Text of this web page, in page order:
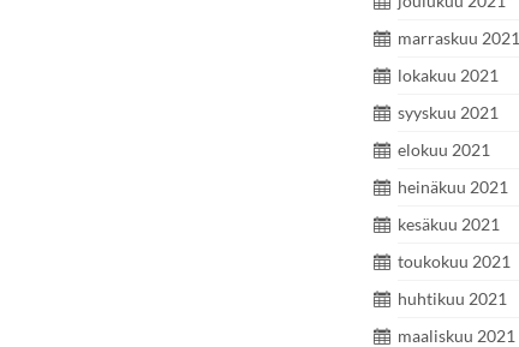
marraskuu 2021
lokakuu 2021
syyskuu 2021
elokuu 2021
heinäkuu 2021
kesäkuu 2021
toukokuu 2021
huhtikuu 2021
maaliskuu 2021